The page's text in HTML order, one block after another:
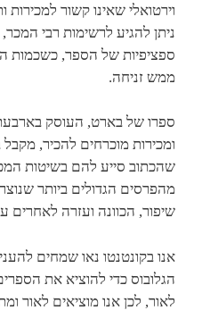
וירטואלי שאינו קשור
ניתן להגיע לרשימות רבי
ספציפיות של הספר, כשכמות
ממש זניחה.
ספרו של בארט, העוסק
ומכירות מוכרחים להכיר, מקבל
שהכתוב סייע להם בשיטות
מהפרסים הגדולים ביותר
שיפור, הכוונה ועזרה
אנו בקונטנטו נאו שמחים
הגלובוס כדי להוציא את
לאור, לכן אנו מוציאים לאור ומתרגמים ב-